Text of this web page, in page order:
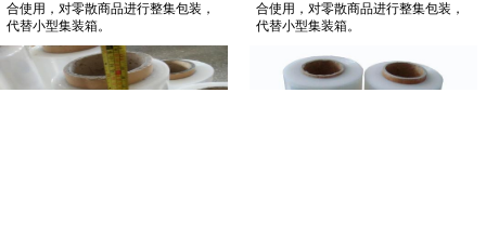
合使用，对零散商品进行整集包装，
代替小型集装箱。
合使用，对零散商品进行整集包装，
代替小型集装箱。